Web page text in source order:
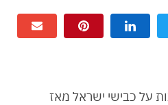
שנעות על כבישי ישראל מאז